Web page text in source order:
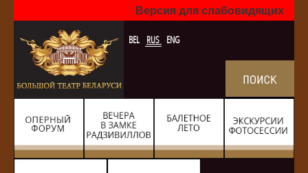
Версия для слабовидящих
BEL RUS ENG